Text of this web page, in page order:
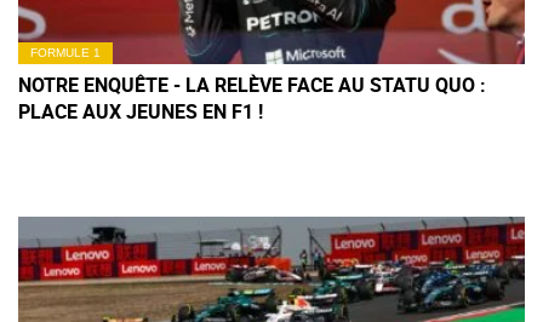
FORMULE 1
NOTRE ENQUÊTE - LA RELÈVE FACE AU STATU QUO :
PLACE AUX JEUNES EN F1 !